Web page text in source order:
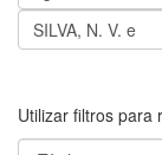
Utilizar filtros para